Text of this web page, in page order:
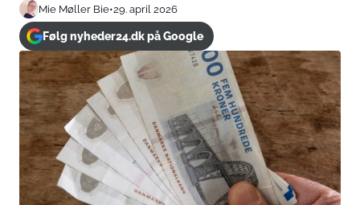
Mie Møller Bie•29. april 2026
Følg nyheder24.dk på Google